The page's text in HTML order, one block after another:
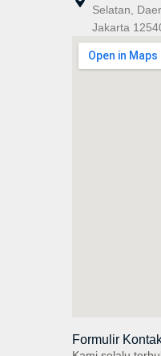
Selatan,
Jakarta
Formulir